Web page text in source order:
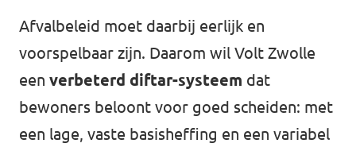
Zwolle
Afvalbeleid moet daarbij eerlijk en
voorspelbaar zijn. Daarom wil Volt Zwolle
een verbeterd diftar-systeem dat
bewoners beloont voor goed scheiden: met
een lage, vaste basisheffing en een variabel